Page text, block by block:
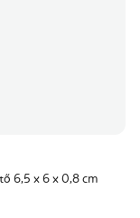
6,5 x 6 x 0,8 cm